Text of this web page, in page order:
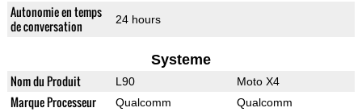
Autonomie en temps
de conversation
24 hours
Systeme
Nom du Produit L90 Moto X4
Marque Processeur Qualcomm Qualcomm